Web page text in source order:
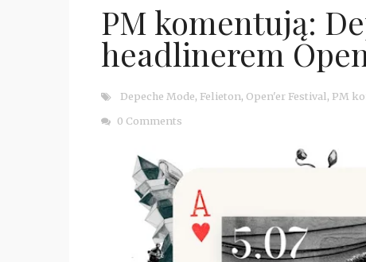
PM komentują:
headlinerem
Depeche Mode, Felieton, Open'er Festival, PM
0 Comments